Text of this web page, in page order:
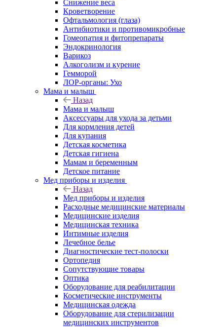
Снижение веса
Кроветворение
Офтальмология (глаза)
Антибиотики и противомикробные
Гомеопатия и фитопрепараты
Эндокринология
Варикоз
Алкоголизм и курение
Гемморой
ЛОР-органы: Ухо
Мама и малыш
Назад
Мама и малыш
Аксессуары для ухода за детьми
Для кормления детей
Для купания
Детская косметика
Детская гигиена
Мамам и беременным
Детское питание
Мед приборы и изделия
Назад
Мед приборы и изделия
Расходные медицинские материалы
Медицинские изделия
Медицинская техника
Интимные изделия
Лечебное белье
Диагностические тест-полоски
Ортопедия
Сопутствующие товары
Оптика
Оборудование для реабилитации
Косметические инструменты
Медицинская одежда
Оборудование для стерилизации
медицинских инструментов